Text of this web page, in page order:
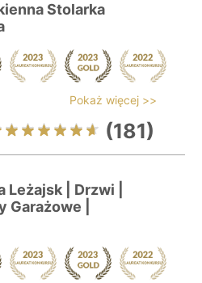
Stolarka
Pokaż więcej >>
(181)
Leżajsk | Drzwi |
Garażowe |